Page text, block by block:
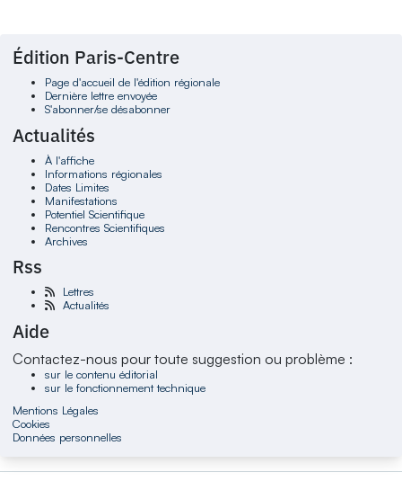
Édition Paris-Centre
Page d'accueil de l'édition régionale
Dernière lettre envoyée
S'abonner/se désabonner
Actualités
À l'affiche
Informations régionales
Dates Limites
Manifestations
Potentiel Scientifique
Rencontres Scientifiques
Archives
Rss
Lettres
Actualités
Aide
Contactez-nous pour toute suggestion ou problème :
sur le contenu éditorial
sur le fonctionnement technique
Mentions Légales
Cookies
Données personnelles